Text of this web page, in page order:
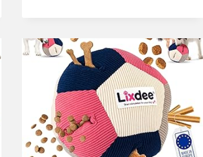
STARKE
KAUER,
KAROTTENFORM
MIT
LECKERLI-
HALTER,
ROBUSTE…